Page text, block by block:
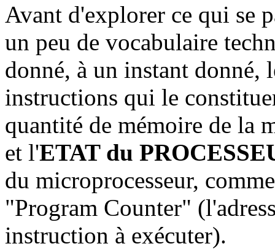
Avant d'explorer ce qui se
un peu de vocabulaire
donné, à un instant donné,
instructions qui le
quantité de mémoire de la
et l'ETAT du
du microprocesseur,
"Program Counter"
instruction à exécuter).